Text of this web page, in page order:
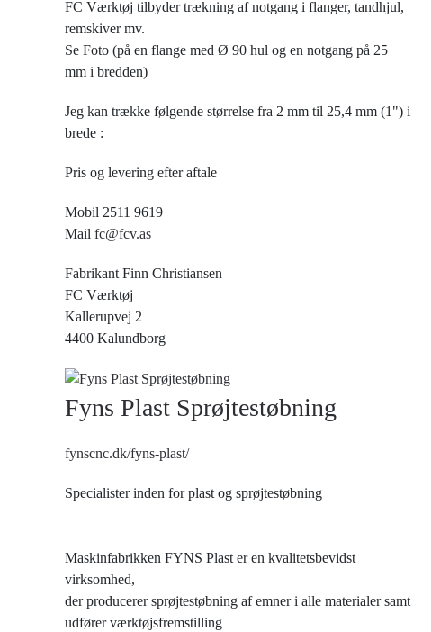
FC Værktøj tilbyder trækning af notgang i flanger, tandhjul,
remskiver mv.
Se Foto (på en flange med Ø 90 hul og en notgang på 25
mm i bredden)
Jeg kan trække følgende størrelse fra 2 mm til 25,4 mm (1") i
brede :
Pris og levering efter aftale
Mobil 2511 9619
Mail fc@fcv.as
Fabrikant Finn Christiansen
FC Værktøj
Kallerupvej 2
4400 Kalundborg
Fyns Plast Sprøjtestøbning
fynscnc.dk/fyns-plast/
Specialister inden for plast og sprøjtestøbning
Maskinfabrikken FYNS Plast er en kvalitetsbevidst
virksomhed,
der producerer sprøjtestøbning af emner i alle materialer samt
udfører værktøjsfremstilling